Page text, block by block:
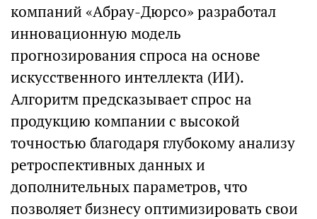
компаний «Абрау-Дюрсо» разработал
инновационную модель
прогнозирования спроса на основе
искусственного интеллекта (ИИ).
Алгоритм предсказывает спрос на
продукцию компании с высокой
точностью благодаря глубокому анализу
ретроспективных данных и
дополнительных параметров, что
позволяет бизнесу оптимизировать свои